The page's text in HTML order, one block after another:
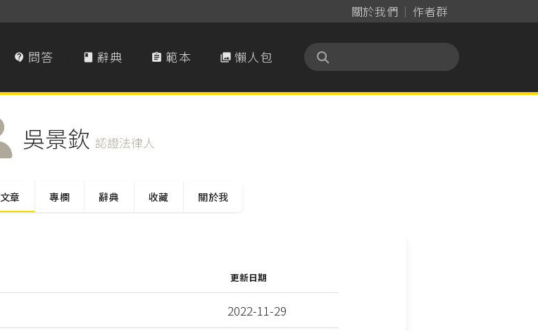
關於我們 作者群
 問答  辭典  範本  懶人包
吳景欽 認證法律人
文章 專欄 辭典 收藏 關於我
更新日期
2022-11-29